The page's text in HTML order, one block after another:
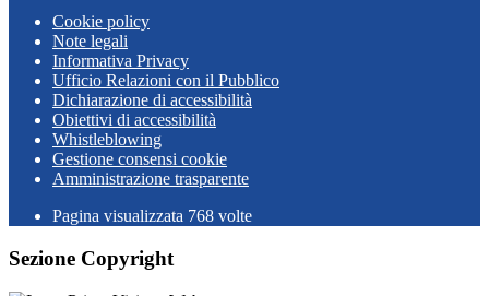
Cookie policy
Note legali
Informativa Privacy
Ufficio Relazioni con il Pubblico
Dichiarazione di accessibilità
Obiettivi di accessibilità
Whistleblowing
Gestione consensi cookie
Amministrazione trasparente
Pagina visualizzata 768 volte
Sezione Copyright